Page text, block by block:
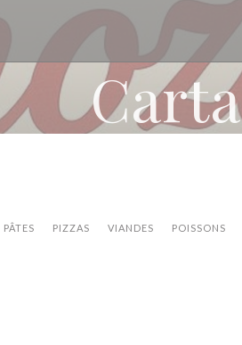
Carta
PÂTES PIZZAS VIANDES POISSONS